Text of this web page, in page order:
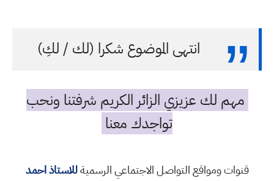
انتهى الموضوع شكرا (لك / لكِ)
مهم لك عزيزي الزائر الكريم شرفتنا ونحب
تواجدك معنا
قنوات ومواقع التواصل الاجتماعي الرسميةللاستاذ احمد